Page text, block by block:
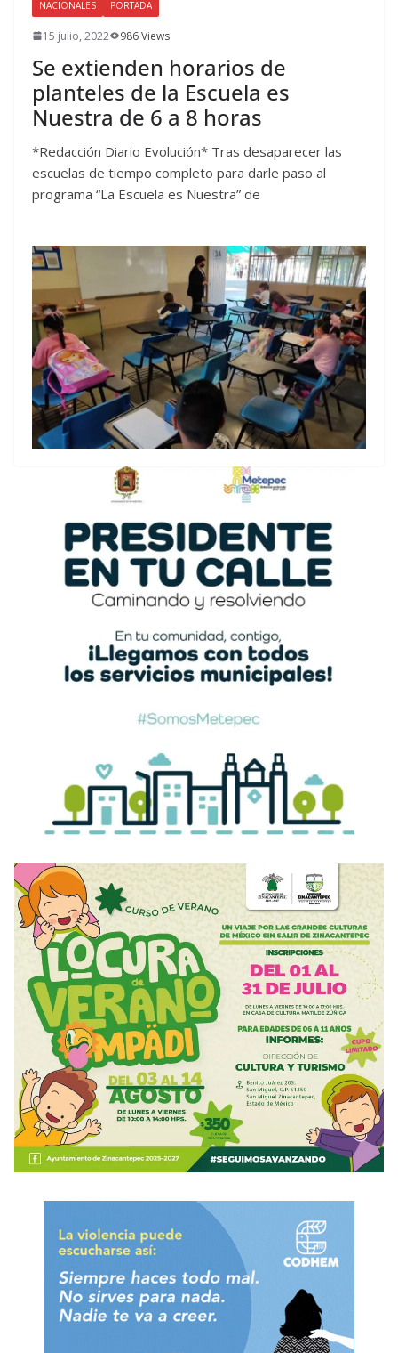
NACIONALES PORTADA
15 julio, 2022 986 Views
Se extienden horarios de
planteles de la Escuela es
Nuestra de 6 a 8 horas
*Redacción Diario Evolución* Tras desaparecer las
escuelas de tiempo completo para darle paso al
programa “La Escuela es Nuestra” de